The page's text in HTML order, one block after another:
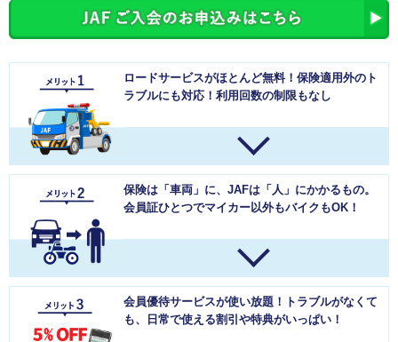
ロードサービスがほとんど無料！保険適用外のト
ラブルにも対応！利用回数の制限もなし
保険は「車両」に、JAFは「人」にかかるもの。
会員証ひとつでマイカー以外もバイクもOK！
会員優待サービスが使い放題！
トラブルがなくて
も、日常で使える割引や特典がいっぱい！